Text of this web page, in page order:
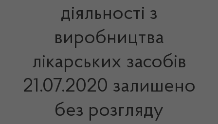
діяльності з
виробництва
лікарських засобів
21.07.2020 залишено
без розгляду